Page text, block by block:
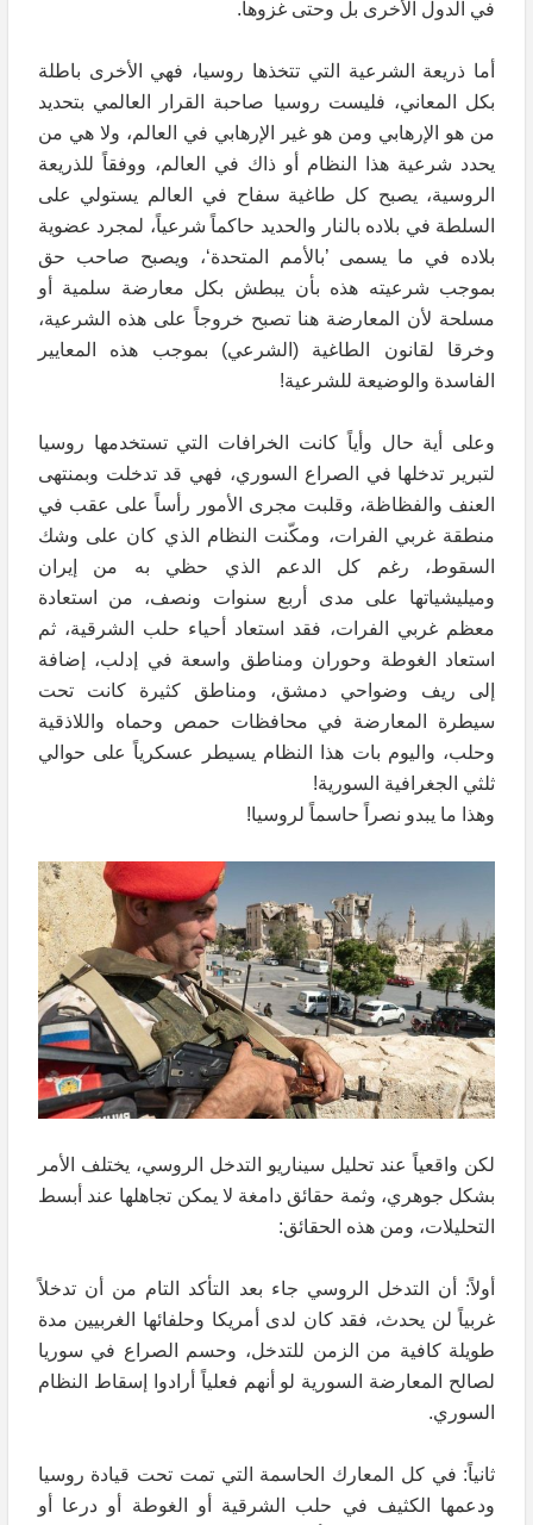
في الدول الأخرى بل وحتى غزوها.
أما ذريعة الشرعية التي تتخذها روسيا، فهي الأخرى باطلة
بكل المعاني، فليست روسيا صاحبة القرار العالمي بتحديد
من هو الإرهابي ومن هو غير الإرهابي في العالم، ولا هي من
يحدد شرعية هذا النظام أو ذاك في العالم، ووفقاً للذريعة
الروسية، يصبح كل طاغية سفاح في العالم يستولي على
السلطة في بلاده بالنار والحديد حاكماً شرعياً، لمجرد عضوية
بلاده في ما يسمى ’بالأمم المتحدة‘، ويصبح صاحب حق
بموجب شرعيته هذه بأن يبطش بكل معارضة سلمية أو
مسلحة لأن المعارضة هنا تصبح خروجاً على هذه الشرعية،
وخرقا لقانون الطاغية (الشرعي) بموجب هذه المعايير
الفاسدة والوضيعة للشرعية!
وعلى أية حال وأياً كانت الخرافات التي تستخدمها روسيا
لتبرير تدخلها في الصراع السوري، فهي قد تدخلت وبمنتهى
العنف والفظاظة، وقلبت مجرى الأمور رأساً على عقب في
منطقة غربي الفرات، ومكّنت النظام الذي كان على وشك
السقوط، رغم كل الدعم الذي حظي به من إيران
وميليشياتها على مدى أربع سنوات ونصف، من استعادة
معظم غربي الفرات، فقد استعاد أحياء حلب الشرقية، ثم
استعاد الغوطة وحوران ومناطق واسعة في إدلب، إضافة
إلى ريف وضواحي دمشق، ومناطق كثيرة كانت تحت
سيطرة المعارضة في محافظات حمص وحماه واللاذقية
وحلب، واليوم بات هذا النظام يسيطر عسكرياً على حوالي
ثلثي الجغرافية السورية!
وهذا ما يبدو نصراً حاسماً لروسيا!
لكن واقعياً عند تحليل سيناريو التدخل الروسي، يختلف الأمر
بشكل جوهري، وثمة حقائق دامغة لا يمكن تجاهلها عند أبسط
التحليلات، ومن هذه الحقائق:
أولاً: أن التدخل الروسي جاء بعد التأكد التام من أن تدخلاً
غربياً لن يحدث، فقد كان لدى أمريكا وحلفائها الغربيين مدة
طويلة كافية من الزمن للتدخل، وحسم الصراع في سوريا
لصالح المعارضة السورية لو أنهم فعلياً أرادوا إسقاط النظام
السوري.
ثانياً: في كل المعارك الحاسمة التي تمت تحت قيادة روسيا
ودعمها الكثيف في حلب الشرقية أو الغوطة أو درعا أو